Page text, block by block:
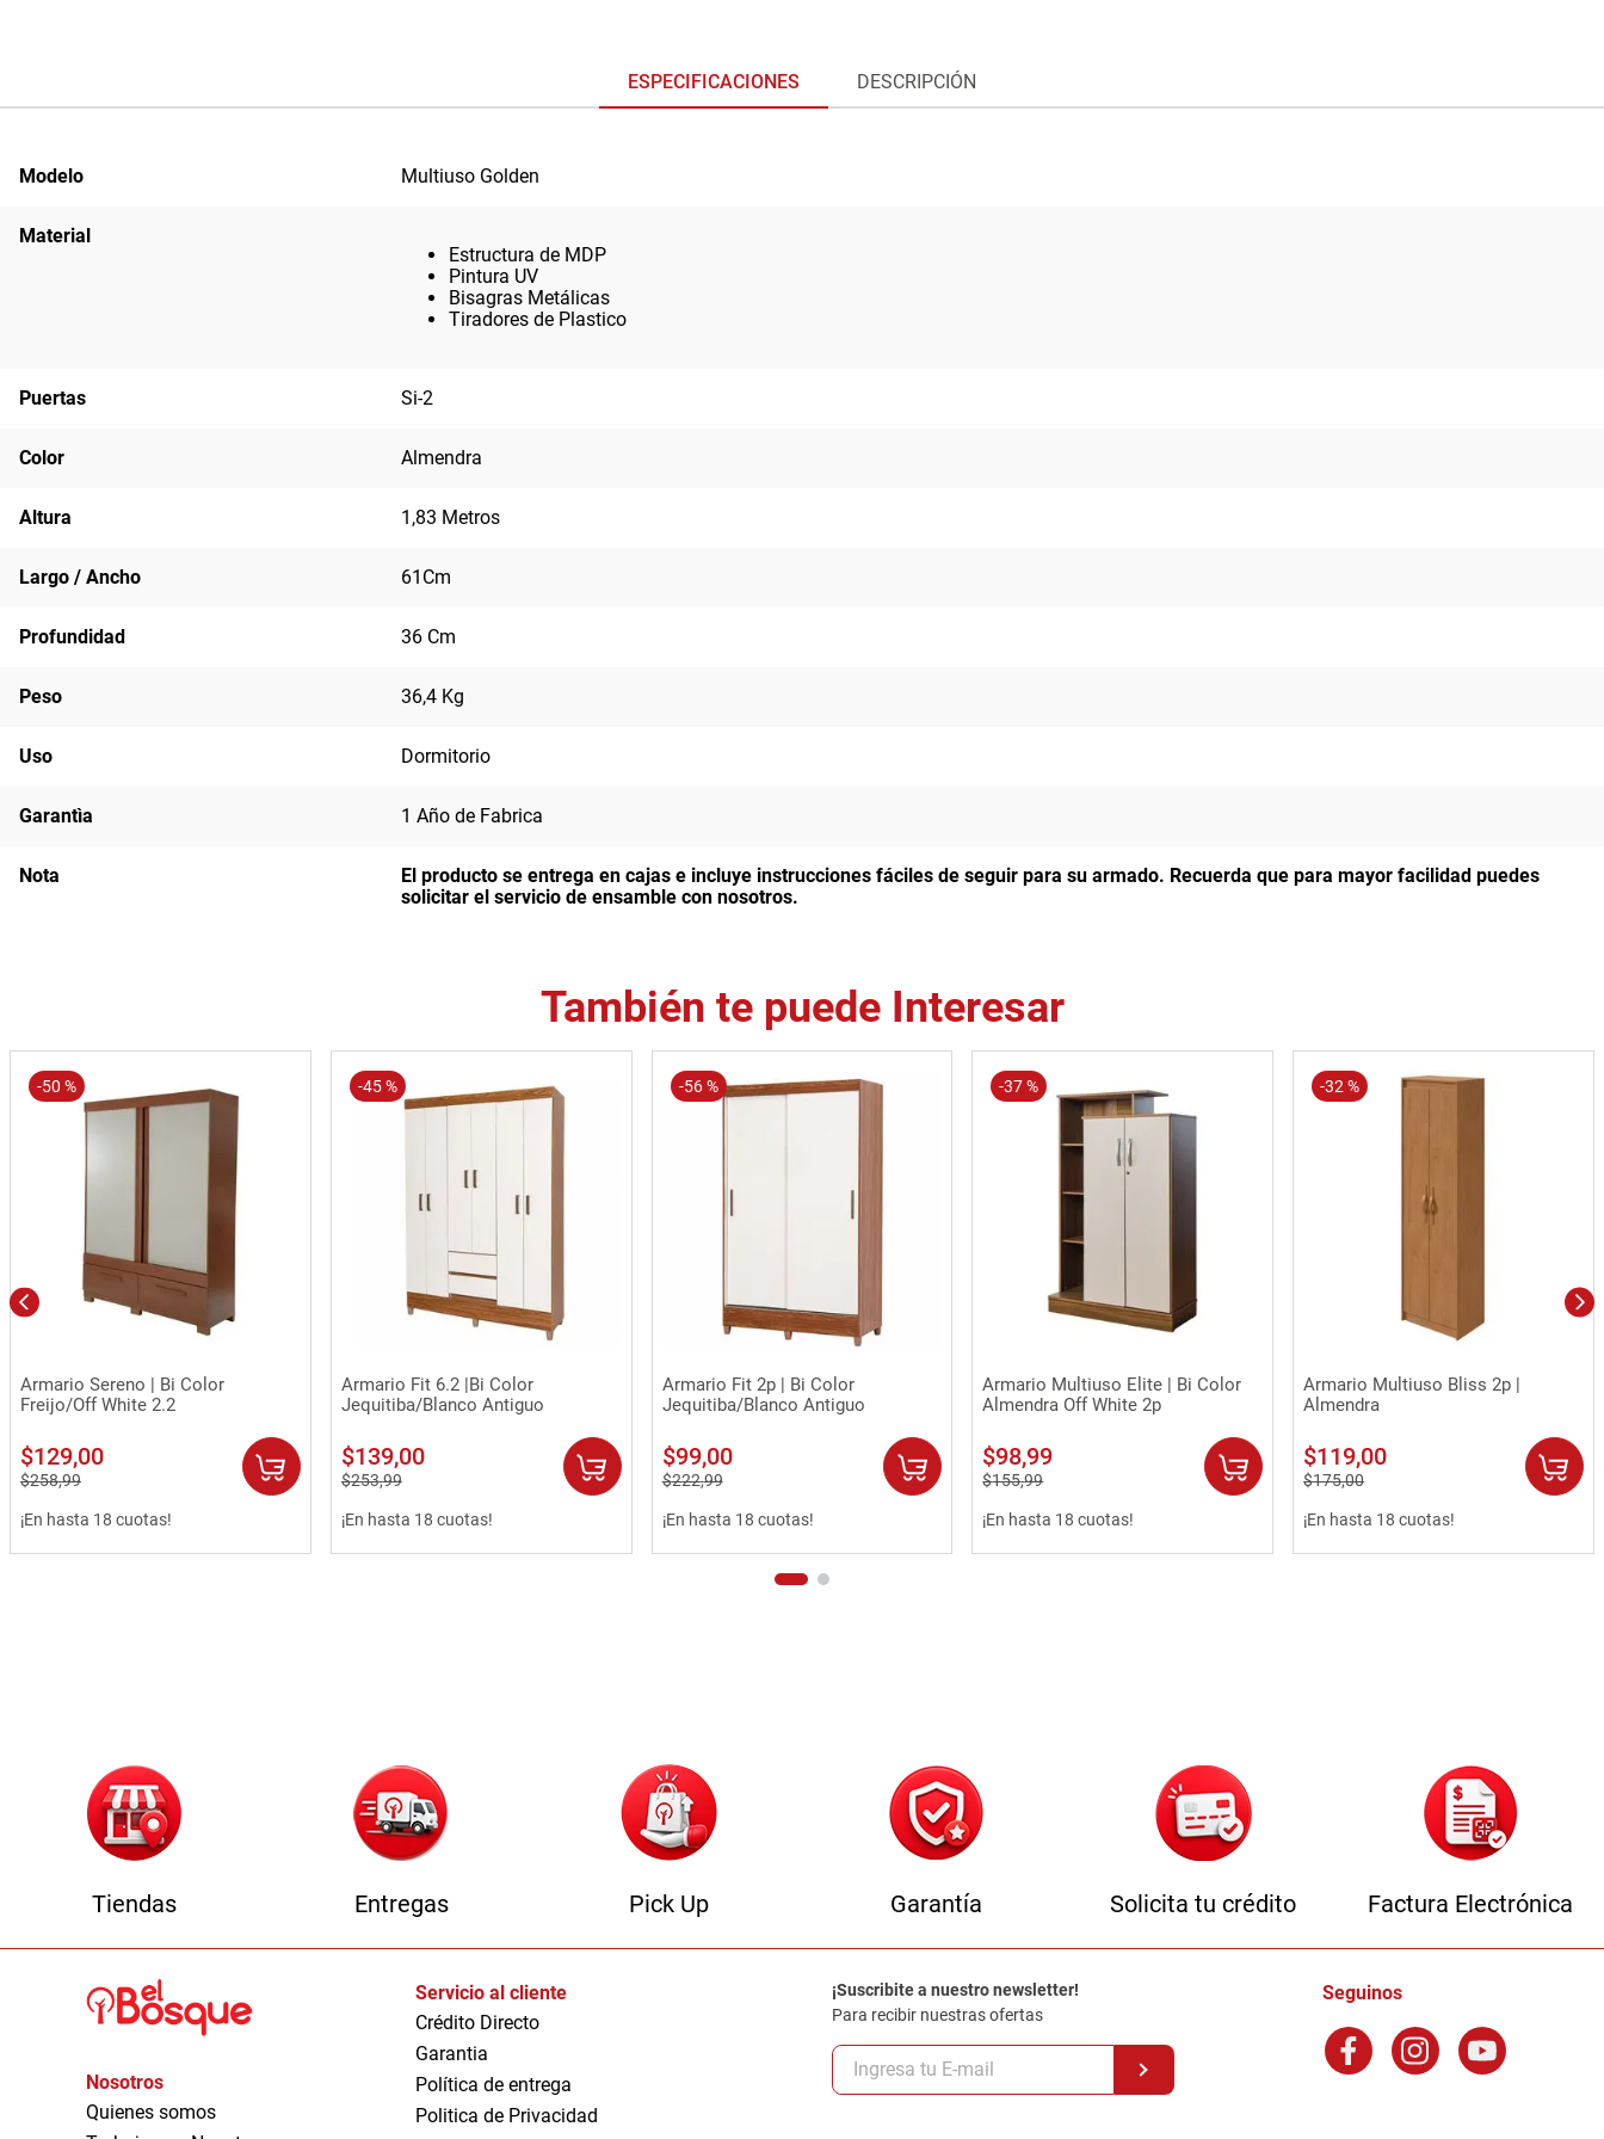
ESPECIFICACIONES DESCRIPCIÓN
Modelo Multiuso Golden
Material
Estructura de MDP
Pintura UV
Bisagras Metálicas
Tiradores de Plastico
Puertas Si-2
Color Almendra
Altura 1,83 Metros
Largo / Ancho 61Cm
Profundidad 36 Cm
Peso 36,4 Kg
Uso Dormitorio
Garantìa 1 Año de Fabrica
Nota El producto se entrega en cajas e incluye instrucciones fáciles de seguir para su armado. Recuerda que para mayor facilidad puedes
solicitar el servicio de ensamble con nosotros.
También te puede Interesar
-50 %
Vista rápida
Armario Sereno | Bi Color
Freijo/Off White 2.2
$129,00
$258,99
¡En hasta 18 cuotas!
-45 %
Vista rápida
Armario Fit 6.2 |Bi Color
Jequitiba/Blanco Antiguo
$139,00
$253,99
¡En hasta 18 cuotas!
-56 %
Vista rápida
Armario Fit 2p | Bi Color
Jequitiba/Blanco Antiguo
$99,00
$222,99
¡En hasta 18 cuotas!
-37 %
Vista rápida
Armario Multiuso Elite | Bi Color
Almendra Off White 2p
$98,99
$155,99
¡En hasta 18 cuotas!
-32 %
Vista rápida
Armario Multiuso Bliss 2p |
Almendra
$119,00
$175,00
¡En hasta 18 cuotas!
Tiendas Entregas Pick Up Garantía Solicita tu crédito Factura Electrónica
Nosotros
Quienes somos
Servicio al cliente
Crédito Directo
Garantia
Política de entrega
Politica de Privacidad
¡Suscribite a nuestro newsletter!
Para recibir nuestras ofertas
Seguinos